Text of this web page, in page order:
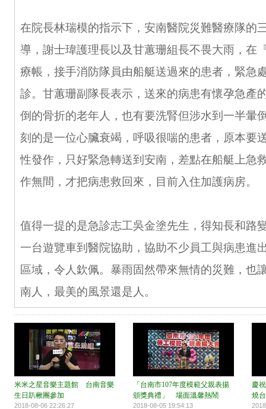
在院長林瑞模的指示下，安南醫院災難醫療隊的
導，謝士瑋護理長以及甘蕙珊組長不畏大雨，在
療帳，接手消防隊員由船艇送過來的患者，緊急
診。甘蕙珊副隊長表示，送來的病患有懷孕急產
倒的骨折的老年人，也有要洗腎但涉水到一半暈
刻的是一位心臟衰竭，呼吸很喘的患者，原本要
性發作，只好緊急轉送到安南，差點在船艇上急
作無間，才把病患救回來，目前入住加護病房。
值得一提的是急診志工吳金塗先生，得知長和路
一台遊覽車到醫院協助，協助不少員工與病患進
區域，令人欽佩。暴雨固然帶來無情的災難，也
南人，最美的風景還是人。
米米之星音樂主題館 台南音樂
生日趴楸團參加
2018-08-06 22:26:27
「台南市107年度模範父親表揚
頒獎典禮」 場面溫馨熱鬧
2018-08-05 19:54:13
慶
燒